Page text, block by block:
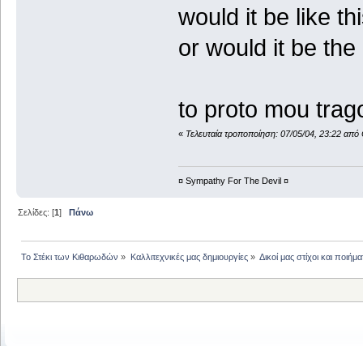
would it be like
or would it be
to proto mou
« Τελευταία τροποποίηση: 07/05/04, 23:22
¤ Sympathy For The Devil ¤
Σελίδες: [1] Πάνω
Το Στέκι των Κιθαρωδών » Καλλιτεχνικές μας δημιουργίες» Δικοί μας στίχοι και